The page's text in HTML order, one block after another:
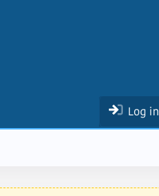
Log in